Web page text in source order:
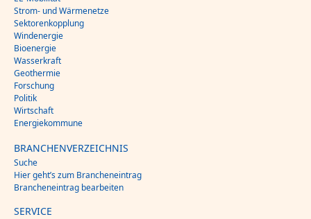
Strom- und Wärmenetze
Sektorenkopplung
Windenergie
Bioenergie
Wasserkraft
Geothermie
Forschung
Politik
Wirtschaft
Energiekommune
BRANCHENVERZEICHNIS
Suche
Hier geht’s zum Brancheneintrag
Brancheneintrag bearbeiten
SERVICE